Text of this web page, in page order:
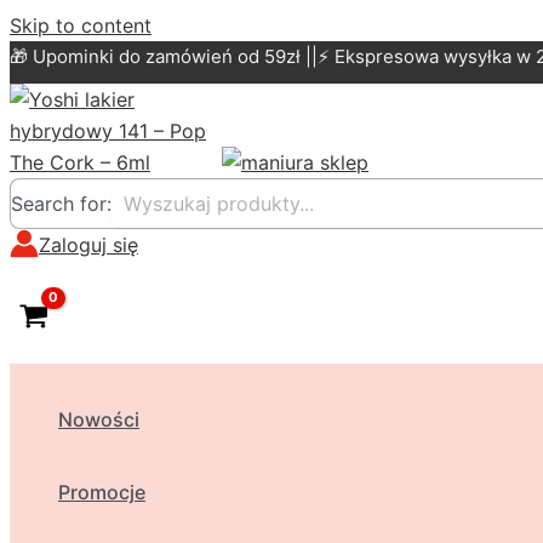
Skip to content
🎁 Upominki do zamówień od 59zł ||⚡ Ekspresowa wysyłka w
Search for:
Zaloguj się
Nowości
Promocje